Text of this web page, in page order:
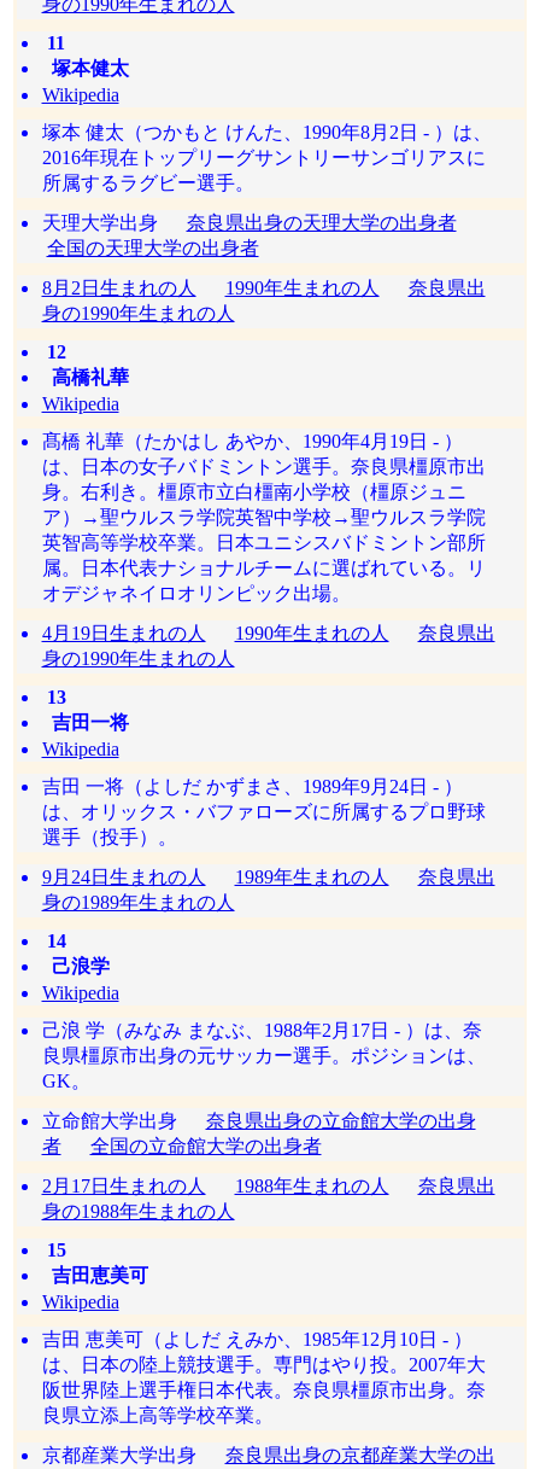
身の1990年生まれの人
11
塚本健太
Wikipedia
塚本 健太（つかもと けんた、1990年8月2日 - ）は、
2016年現在トップリーグサントリーサンゴリアスに
所属するラグビー選手。
天理大学出身 奈良県出身の天理大学の出身者
全国の天理大学の出身者
8月2日生まれの人
1990年生まれの人
奈良県出
身の1990年生まれの人
12
高橋礼華
Wikipedia
髙橋 礼華（たかはし あやか、1990年4月19日 - ）
は、日本の女子バドミントン選手。奈良県橿原市出
身。右利き。橿原市立白橿南小学校（橿原ジュニ
ア）→聖ウルスラ学院英智中学校→聖ウルスラ学院
英智高等学校卒業。日本ユニシスバドミントン部所
属。日本代表ナショナルチームに選ばれている。リ
オデジャネイロオリンピック出場。
4月19日生まれの人
1990年生まれの人
奈良県出
身の1990年生まれの人
13
吉田一将
Wikipedia
吉田 一将（よしだ かずまさ、1989年9月24日 - ）
は、オリックス・バファローズに所属するプロ野球
選手（投手）。
9月24日生まれの人
1989年生まれの人
奈良県出
身の1989年生まれの人
14
己浪学
Wikipedia
己浪 学（みなみ まなぶ、1988年2月17日 - ）は、奈
良県橿原市出身の元サッカー選手。ポジションは、
GK。
立命館大学出身 奈良県出身の立命館大学の出身
者
全国の立命館大学の出身者
2月17日生まれの人
1988年生まれの人
奈良県出
身の1988年生まれの人
15
吉田恵美可
Wikipedia
吉田 恵美可（よしだ えみか、1985年12月10日 - ）
は、日本の陸上競技選手。専門はやり投。2007年大
阪世界陸上選手権日本代表。奈良県橿原市出身。奈
良県立添上高等学校卒業。
京都産業大学出身 奈良県出身の京都産業大学の出